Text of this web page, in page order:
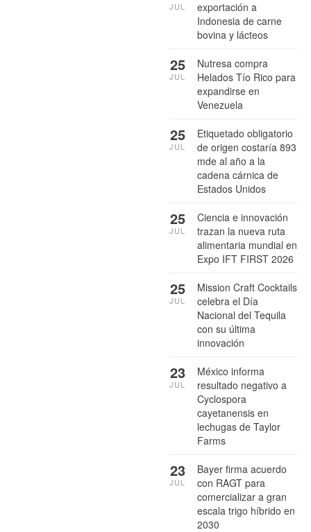
exportación a
Indonesia de carne
bovina y lácteos
JUL
Nutresa compra
Helados Tío Rico para
expandirse en
Venezuela
25
JUL
Etiquetado obligatorio
de origen costaría 893
mde al año a la
cadena cárnica de
Estados Unidos
25
JUL
Ciencia e innovación
trazan la nueva ruta
alimentaria mundial en
Expo IFT FIRST 2026
25
JUL
Mission Craft Cocktails
celebra el Día
Nacional del Tequila
con su última
innovación
25
JUL
México informa
resultado negativo a
Cyclospora
cayetanensis en
lechugas de Taylor
Farms
23
JUL
Bayer firma acuerdo
con RAGT para
comercializar a gran
escala trigo híbrido en
2030
23
JUL